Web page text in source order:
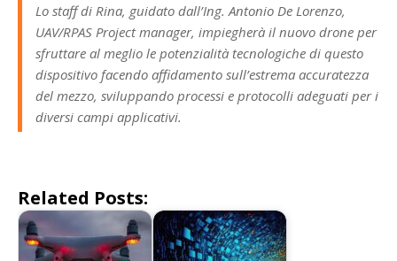
Lo staff di Rina, guidato dall’Ing. Antonio De Lorenzo,
UAV/RPAS Project manager, impiegherà il nuovo drone per
sfruttare al meglio le potenzialità tecnologiche di questo
dispositivo facendo affidamento sull’estrema accuratezza
del mezzo, sviluppando processi e protocolli adeguati per i
diversi campi applicativi.
Related Posts: